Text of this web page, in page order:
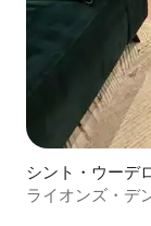
シント・ウーデ
ライオンズ・デ